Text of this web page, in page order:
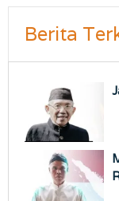
Berita